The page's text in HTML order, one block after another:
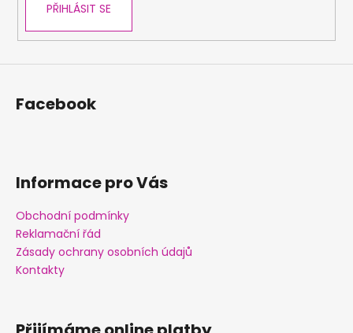
ý
PŘIHLÁSIT SE
Facebook
Informace pro Vás
Obchodní podmínky
Reklamační řád
Zásady ochrany osobních údajů
Kontakty